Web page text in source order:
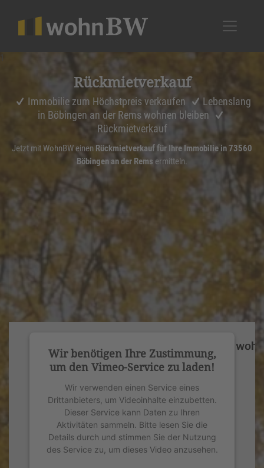
Rückmiet­ver­kauf
Immobilie zum Höchstpreis verkaufen
Lebenslang
in Böbingen an der Rems wohnen bleiben
Rückmietverkauf
Jetzt mit WohnBW einen Rückmietverkauf für Ihre Immobilie in 73560
Böbingen an der Rems ermitteln.
Wir benötigen Ihre Zustimmung,
um den Vimeo-Service zu laden!
Wir verwenden einen Service eines
Drittanbieters, um Videoinhalte einzubetten.
Dieser Service kann Daten zu Ihren
Aktivitäten sammeln. Bitte lesen Sie die
Details durch und stimmen Sie der Nutzung
des Service zu, um dieses Video anzusehen.